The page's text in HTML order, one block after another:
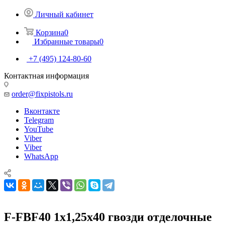
Личный кабинет
Корзина0
Избранные товары0
+7 (495) 124-80-60
Контактная информация
order@fixpistols.ru
Вконтакте
Telegram
YouTube
Viber
Viber
WhatsApp
F-FBF40 1х1,25х40 гвозди отделочные